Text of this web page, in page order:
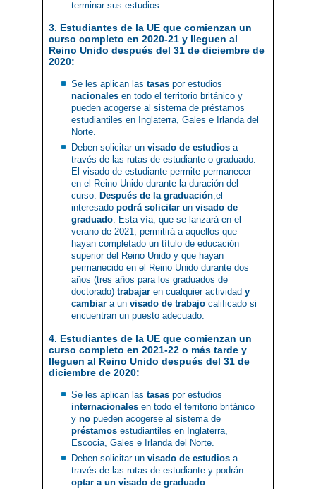
terminar sus estudios.
3. Estudiantes de la UE que comienzan un
curso completo en 2020-21 y lleguen al
Reino Unido después del 31 de diciembre de
2020:
Se les aplican las tasas por estudios
nacionales en todo el territorio británico y
pueden acogerse al sistema de préstamos
estudiantiles en Inglaterra, Gales e Irlanda del
Norte.
Deben solicitar un visado de estudiosa
través de las rutas de estudiante o graduado.
El visado de estudiante permite permanecer
en el Reino Unido durante la duración del
curso. Después de la graduación,el
interesado podrá solicitar un visado de
graduado. Esta vía, que se lanzará en el
verano de 2021, permitirá a aquellos que
hayan completado un título de educación
superior del Reino Unido y que hayan
permanecido en el Reino Unido durante dos
años (tres años para los graduados de
doctorado) trabajar en cualquier actividad y
cambiara un visado de trabajocalificado si
encuentran un puesto adecuado.
4. Estudiantes de la UE que comienzan un
curso completo en 2021-22 o más tarde y
lleguen al Reino Unido después del 31 de
diciembre de 2020:
Se les aplican las tasas por estudios
internacionales en todo el territorio británico
y no pueden acogerse al sistema de
préstamos estudiantiles en Inglaterra,
Escocia, Gales e Irlanda del Norte.
Deben solicitar un visado de estudiosa
través de las rutas de estudiante y podrán
optar a un visado de graduado.